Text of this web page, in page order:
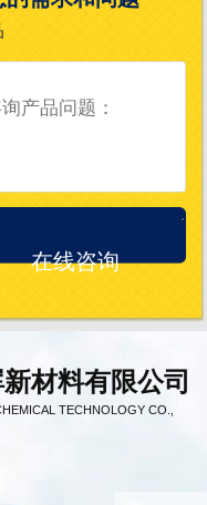
材料有限公司
TECHNOLOGY CO.,
在线咨询